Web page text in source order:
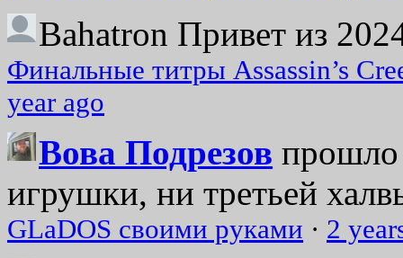
Bahatron Привет из
Финальные титры Assassin’s
year ago
Вова Подрезов прошло
игрушки, ни третьей
GLaDOS своими руками · 2